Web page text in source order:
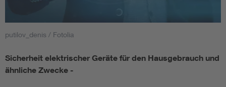
Smart Cities
Blitzschutz: DIN EN 62305 in der Übersicht
putilov_denis / Fotolia
Sicherheit elektrischer Geräte für den Hausgebrauch und
ähnliche Zwecke -